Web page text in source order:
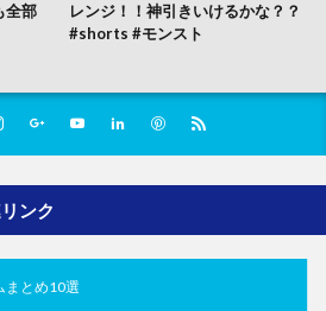
全部
レンジ！！神引きいけるかな？？
#shorts #モンスト
ンク
まとめ10選